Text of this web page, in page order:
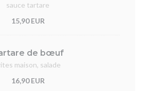
sauce tartare
15,90 EUR
de bœuf
maison, salade
16,90 EUR